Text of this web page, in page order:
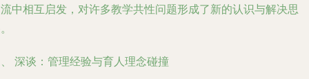
中相互启发，对许多教学共性问题形成了新的认识与解决思
深谈：管理经验与育人理念碰撞